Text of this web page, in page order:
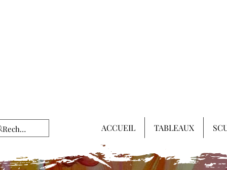
ACCUEIL TABLEAUX